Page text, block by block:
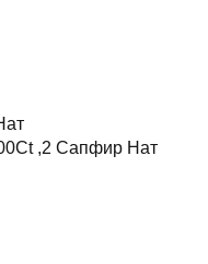
,2 Сапфир Нат